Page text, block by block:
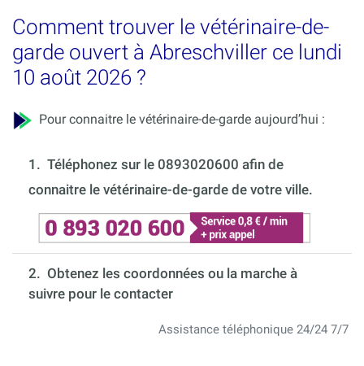
Comment trouver le vétérinaire-de-
garde ouvert à Abreschviller ce lundi
10 août 2026 ?
Pour connaitre le vétérinaire-de-garde aujourd’hui :
1. Téléphonez sur le 0893020600 afin de
connaitre le vétérinaire-de-garde de votre ville.
2. Obtenez les coordonnées ou la marche à
suivre pour le contacter
Assistance téléphonique 24/24 7/7